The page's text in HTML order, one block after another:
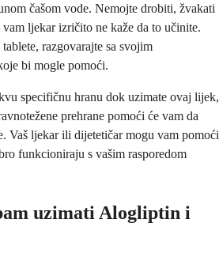
čašom vode. Nemojte drobiti, žvakati
ljekar izričito ne kaže da to učinite.
razgovarajte sa svojim
bi mogle pomoći.
specifičnu hranu dok uzimate ovaj lijek,
prehrane pomoći će vam da
Vaš ljekar ili dijetetičar mogu vam pomoći
funkcioniraju s vašim rasporedom
uzimati Alogliptin i